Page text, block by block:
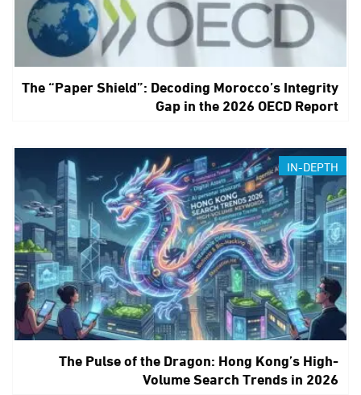
The “Paper Shield”: Decoding Morocco’s Integrity
Gap in the 2026 OECD Report
IN-DEPTH
The Pulse of the Dragon: Hong Kong’s High-
Volume Search Trends in 2026